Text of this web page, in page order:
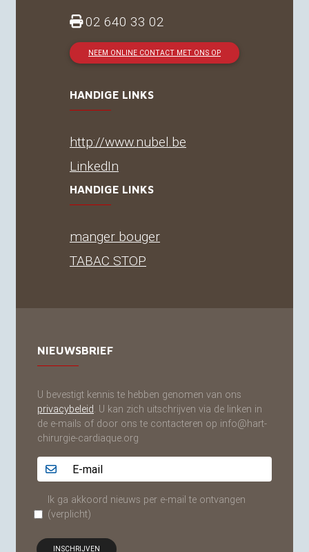
02 640 33 02
NEEM ONLINE CONTACT MET ONS OP
HANDIGE LINKS
http://www.nubel.be
LinkedIn
HANDIGE LINKS
manger bouger
TABAC STOP
NIEUWSBRIEF
U bevestigt kennis te hebben genomen van ons
privacybeleid. U kan zich uitschrijven via de linken in
de e-mails of door ons te contacteren op info@hart-
chirurgie-cardiaque.org
Adresse email...
Ik ga akkoord nieuws per e-mail te ontvangen
(verplicht)